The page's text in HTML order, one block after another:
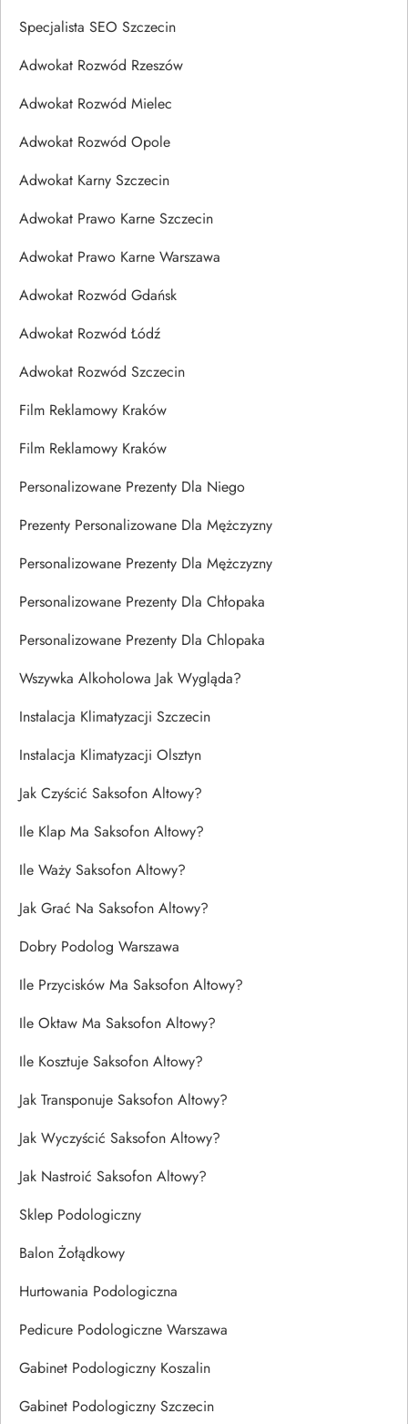
Specjalista SEO Szczecin
Adwokat Rozwód Rzeszów
Adwokat Rozwód Mielec
Adwokat Rozwód Opole
Adwokat Karny Szczecin
Adwokat Prawo Karne Szczecin
Adwokat Prawo Karne Warszawa
Adwokat Rozwód Gdańsk
Adwokat Rozwód Łódź
Adwokat Rozwód Szczecin
Film Reklamowy Kraków
Film Reklamowy Kraków
Personalizowane Prezenty Dla Niego
Prezenty Personalizowane Dla Mężczyzny
Personalizowane Prezenty Dla Mężczyzny
Personalizowane Prezenty Dla Chłopaka
Personalizowane Prezenty Dla Chlopaka
Wszywka Alkoholowa Jak Wygląda?
Instalacja Klimatyzacji Szczecin
Instalacja Klimatyzacji Olsztyn
Jak Czyścić Saksofon Altowy?
Ile Klap Ma Saksofon Altowy?
Ile Waży Saksofon Altowy?
Jak Grać Na Saksofon Altowy?
Dobry Podolog Warszawa
Ile Przycisków Ma Saksofon Altowy?
Ile Oktaw Ma Saksofon Altowy?
Ile Kosztuje Saksofon Altowy?
Jak Transponuje Saksofon Altowy?
Jak Wyczyścić Saksofon Altowy?
Jak Nastroić Saksofon Altowy?
Sklep Podologiczny
Balon Żołądkowy
Hurtowania Podologiczna
Pedicure Podologiczne Warszawa
Gabinet Podologiczny Koszalin
Gabinet Podologiczny Szczecin